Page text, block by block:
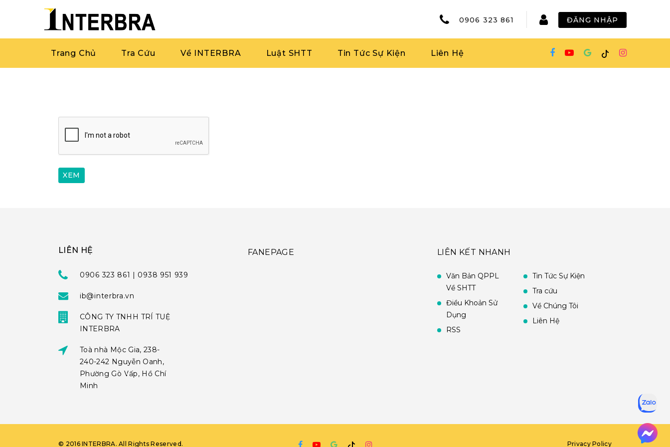
0906 323 861 ĐĂNG NHẬP
Trang Chủ Tra Cứu Về INTERBRA Luật SHTT Tin Tức Sự Kiện Liên Hệ
LIÊN HỆ
0906 323 861 | 0938 951 939
ib@interbra.vn
CÔNG TY TNHH TRÍ TUỆ
INTERBRA
Toà nhà Mộc Gia, 238-
240-242 Nguyễn Oanh,
Phường Gò Vấp, Hồ Chí
Minh
FANEPAGE LIÊN KẾT NHANH
Văn Bản QPPL
Về SHTT
Điều Khoản Sử
Dụng
RSS
Tin Tức Sự Kiện
Tra cứu
Về Chúng Tôi
Liên Hệ
© 2016 INTERBRA. All Rights Reserved. Privacy Policy